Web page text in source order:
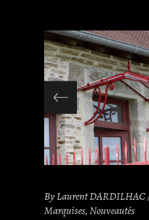
ByLaurent DARDILHAC
Marquises,Nouveautés